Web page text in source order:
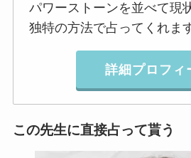
パワーストーンを並べて現
独特の方法で占ってくれま
詳細プロフィ
この先生に直接占って貰う